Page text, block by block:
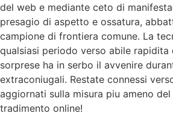
del web e mediante ceto di
presagio di aspetto e ossatura,
campione di frontiera comune. La
qualsiasi periodo verso abile rapidita
sorprese ha in serbo il avvenire
extraconiugali. Restate connessi
aggiornati sulla misura piu ameno
tradimento online!